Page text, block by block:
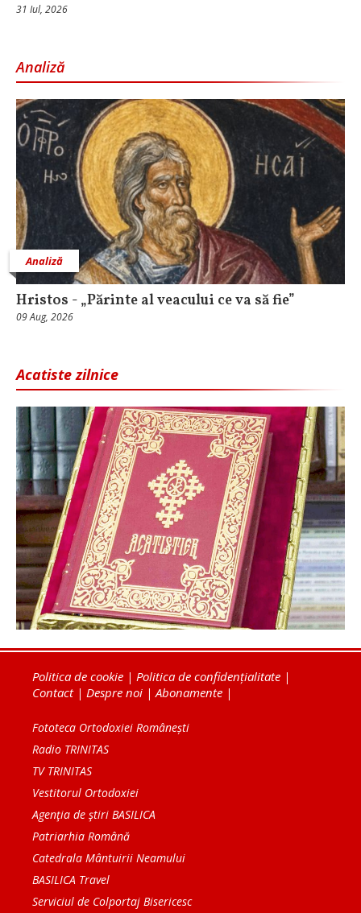
31 Iul, 2026
Analiză
Analiză
Hristos - „Părinte al veacului ce va să fie”
09 Aug, 2026
Acatiste zilnice
Politica de cookie | Politica de confidențialitate |
Contact| Despre noi | Abonamente |
Fototeca Ortodoxiei Românești
Radio TRINITAS
TV TRINITAS
Vestitorul Ortodoxiei
Agenţia de ştiri BASILICA
Patriarhia Română
Catedrala Mântuirii Neamului
BASILICA Travel
Serviciul de Colportaj Bisericesc